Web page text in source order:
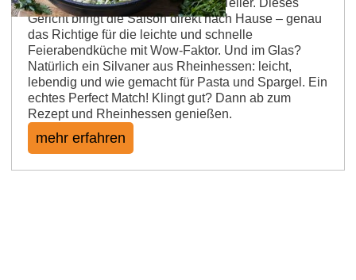
Gericht bringt die Saison direkt nach Hause – genau
das Richtige für die leichte und schnelle
Feierabendküche mit Wow-Faktor. Und im Glas?
Natürlich ein Silvaner aus Rheinhessen: leicht,
lebendig und wie gemacht für Pasta und Spargel. Ein
echtes Perfect Match! Klingt gut? Dann ab zum
Rezept und Rheinhessen genießen.
mehr erfahren